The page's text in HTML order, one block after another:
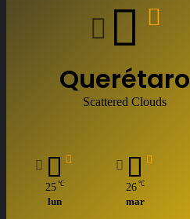
Querétaro
Scattered Clouds
25 ℃
lun
26 ℃
mar